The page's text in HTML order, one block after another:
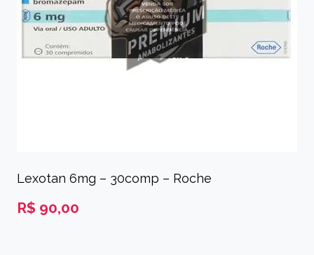
Lexotan 6mg – 30comp – Roche
R$ 90,00